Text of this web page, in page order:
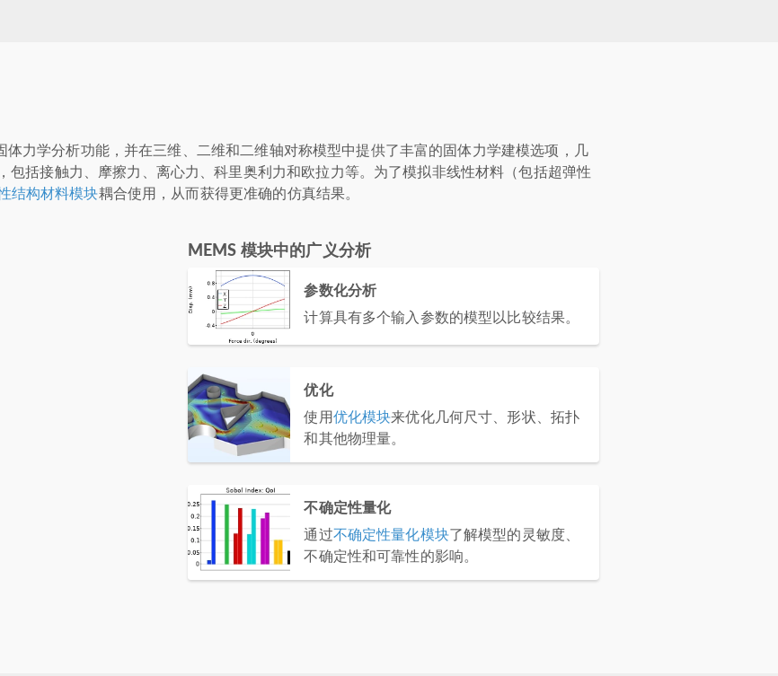
体力学分析功能，并在三维、二维和二维轴对称模型中提供了丰富的固体力学建模选项，几
包括接触力、摩擦力、离心力、科里奥利力和欧拉力等。为了模拟非线性材料（包括超弹性
结构材料模块耦合使用，从而获得更准确的仿真结果。
MEMS 模块中的广义分析
参数化分析
计算具有多个输入参数的模型以比较结果。
优化
使用优化模块来优化几何尺寸、形状、拓扑
和其他物理量。
不确定性量化
通过不确定性量化模块了解模型的灵敏度、
不确定性和可靠性的影响。